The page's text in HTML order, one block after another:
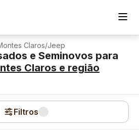
Claros/Jeep
e Seminovos para
Claros e região
Filtros